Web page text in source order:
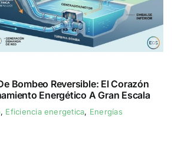
Bombeo Reversible: El Corazón
Energético A Gran Escala
, Eficiencia energetica, Energías